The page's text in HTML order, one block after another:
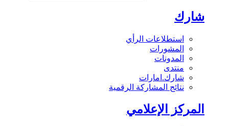
شارك
استطلاعات الرأي
المشورات
المدونات
منتدى
شارك.امارات
نتائج المشاركة الرقمية
المركز الإعلامي